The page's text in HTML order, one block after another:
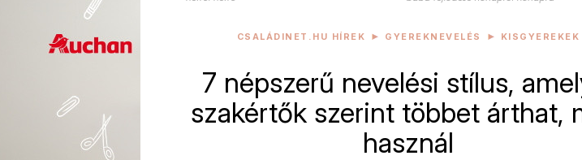
CSALÁDINET.HU HÍREK GYEREKNEVELÉS KISGYEREKEK
7 népszerű nevelési stílus,
szakértők szerint többet árthat,
használ